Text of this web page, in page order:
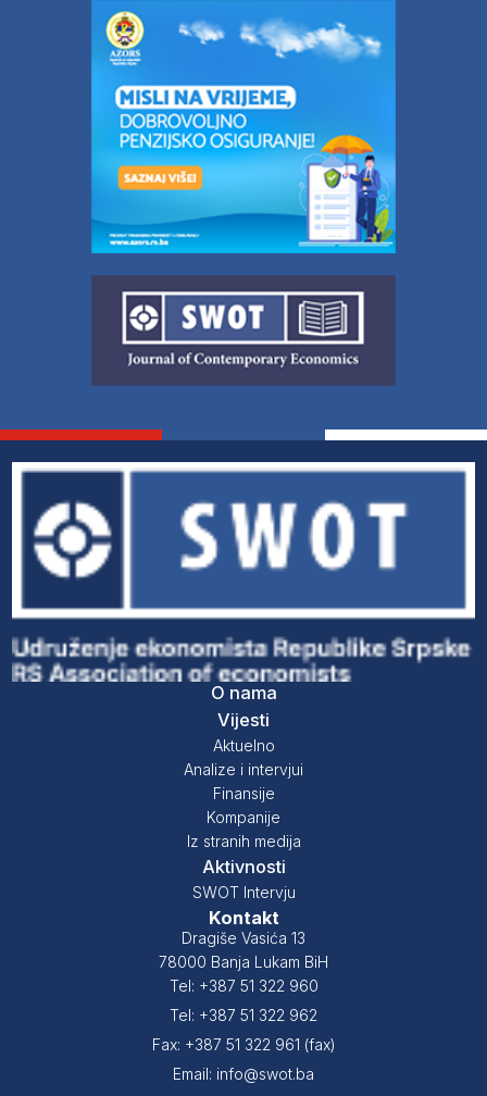
O nama
Vijesti
Aktuelno
Analize i intervjui
Finansije
Kompanije
Iz stranih medija
Aktivnosti
SWOT Intervju
Kontakt
Dragiše Vasića 13
78000 Banja Lukam BiH
Tel: +387 51 322 960
Tel: +387 51 322 962
Fax: +387 51 322 961 (fax)
Email: info@swot.ba